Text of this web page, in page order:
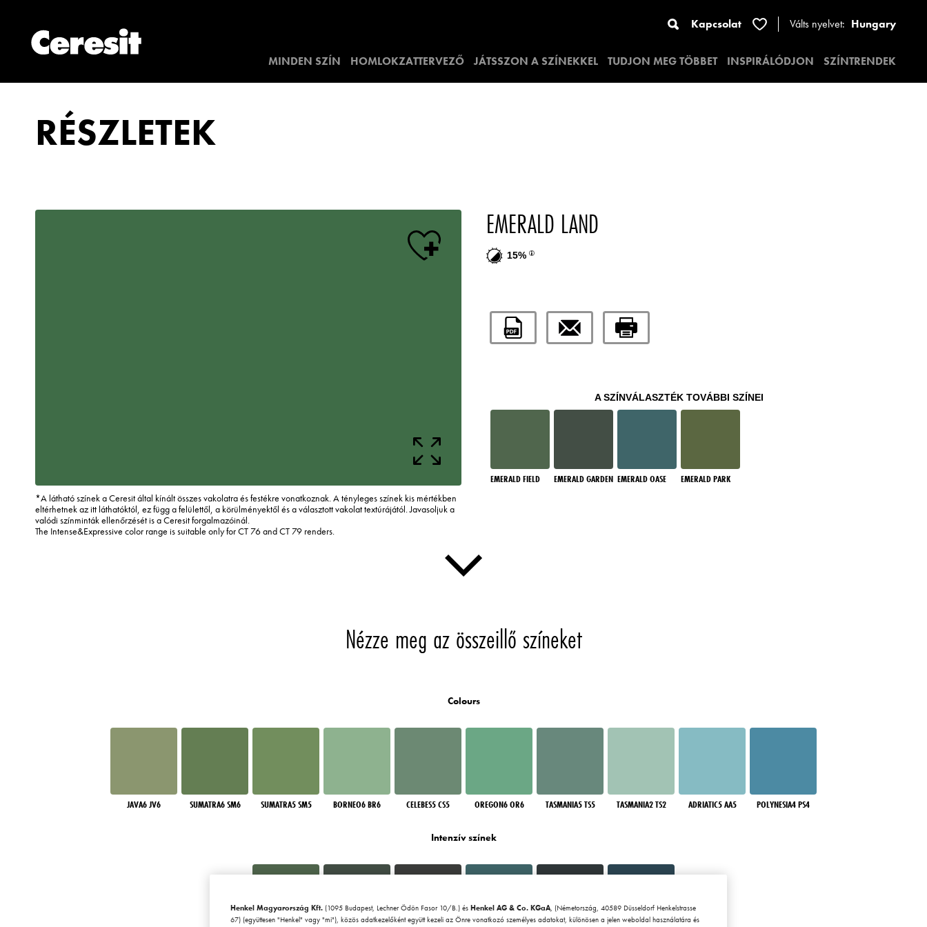
Kapcsolat Válts nyelvet: Hungary
MINDEN SZÍN HOMLOKZATTERVEZŐ JÁTSSZON A SZÍNEKKEL TUDJON MEG TÖBBET INSPIRÁLÓDJON SZÍNTRENDEK
RÉSZLETEK
*A látható színek a Ceresit által kínált összes vakolatra és festékre vonatkoznak. A tényleges színek kis mértékben
eltérhetnek az itt láthatóktól, ez függ a felülettől, a körülményektől és a választott vakolat textúrájától. Javasoljuk a
valódi színminták ellenőrzését is a Ceresit forgalmazóinál.
The Intense&Expressive color range is suitable only for CT 76 and CT 79 renders.
EMERALD LAND
15%
A SZÍNVÁLASZTÉK TOVÁBBI SZÍNEI
EMERALD FIELD EMERALD GARDEN EMERALD OASE EMERALD PARK
Nézze meg az összeillő színeket
Colours
JAVA6 JV6 SUMATRA6 SM6 SUMATRA5 SM5 BORNEO6 BR6 CELEBES5 CS5 OREGON6 OR6 TASMANIA5 TS5 TASMANIA2 TS2 ADRIATIC5 AA5 POLYNESIA4 PS4
Intenzív színek
Henkel Magyarország Kft. (1095 Budapest, Lechner Ödön Fasor 10/B.) és Henkel AG & Co. KGaA, (Németország, 40589 Düsseldorf Henkelstrasse
67) (együttesen "Henkel" vagy "mi"), közös adatkezelőként együtt kezeli az Önre vonatkozó személyes adatokat, különösen a jelen weboldal használatára és